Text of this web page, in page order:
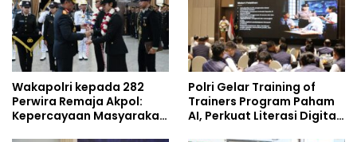
Wakapolri kepada 282
Perwira Remaja Akpol:
Kepercayaan Masyarakat
Polri Gelar Training of
Trainers Program Paham
AI, Perkuat Literasi Digital